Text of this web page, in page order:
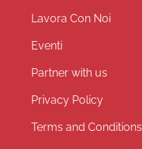
Lavora Con Noi
Eventi
Partner with us
Privacy Policy
Terms and Conditions